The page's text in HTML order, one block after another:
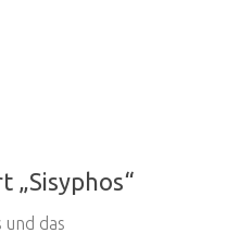
„Sisyphos“
das